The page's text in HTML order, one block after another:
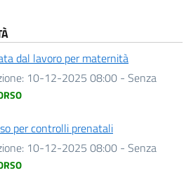
dal lavoro per maternità
10-12-2025 08:00 - Senza
per controlli prenatali
10-12-2025 08:00 - Senza